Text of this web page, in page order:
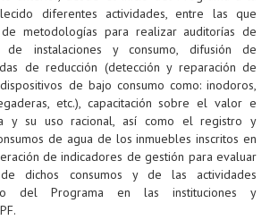
diferentes actividades, entre las que
metodologías para realizar auditorías de
de instalaciones y consumo, difusión de
de reducción (detección y reparación de
de bajo consumo como: inodoros,
etc.), capacitación sobre el valor e
y su uso racional, así como el registro y
de agua de los inmuebles inscritos en
de indicadores de gestión para evaluar
dichos consumos y de las actividades
del Programa en las instituciones y